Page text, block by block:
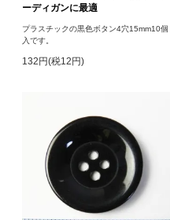
ーディガンに最適
プラスチックの黒色ボタン4穴15mm10個
入です。
132円(税12円)